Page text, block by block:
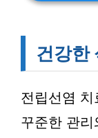
건강한
전립선염
꾸준한 관